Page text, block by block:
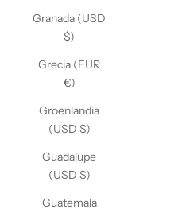
Granada (USD
$)
Grecia (EUR
€)
Groenlandia
(USD $)
Guadalupe
(USD $)
Guatemala